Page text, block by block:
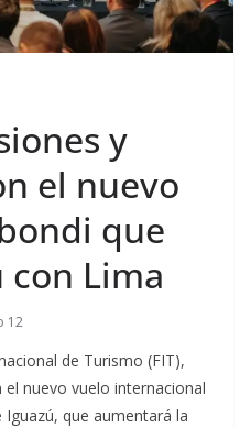
y
el nuevo
que
con Lima
12
de Turismo (FIT),
nuevo vuelo internacional
que aumentará la